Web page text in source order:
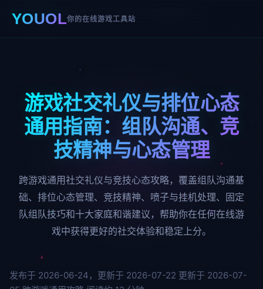
YOUOL你的在线游戏工具站
首页游戏攻略 游戏社交礼仪与排位心态通用指南
游戏社交礼仪与排位心态
通用指南：组队沟通、竞
技精神与心态管理
跨游戏通用社交礼仪与竞技心态攻略，覆盖组队沟通基
础、排位心态管理、竞技精神、喷子与挂机处理、固定
队组队技巧和十大家庭和谐建议，帮助你在任何在线游
戏中获得更好的社交体验和稳定上分。
发布于 2026-06-24，更新于 2026-07-22 更新于 2026-07-